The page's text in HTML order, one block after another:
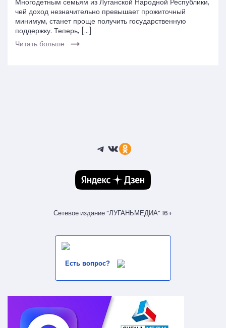
чей доход незначительно превышает прожиточный
минимум, станет проще получить государственную
поддержку. Теперь, […]
Читать больше
Telegram
ВКонтакте
Ссылка
Сетевое издание “ЛУГАНЬМЕДИА” 16+
Есть вопрос?